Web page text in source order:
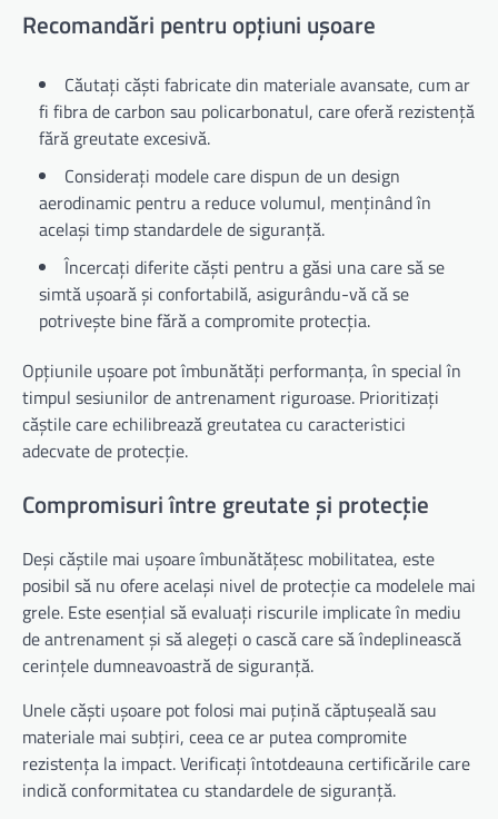
Recomandări pentru opțiuni ușoare
Căutați căști fabricate din materiale avansate, cum ar
fi fibra de carbon sau policarbonatul, care oferă rezistență
fără greutate excesivă.
Considerați modele care dispun de un design
aerodinamic pentru a reduce volumul, menținând în
același timp standardele de siguranță.
Încercați diferite căști pentru a găsi una care să se
simtă ușoară și confortabilă, asigurându-vă că se
potrivește bine fără a compromite protecția.
Opțiunile ușoare pot îmbunătăți performanța, în special în
timpul sesiunilor de antrenament riguroase. Prioritizați
căștile care echilibrează greutatea cu caracteristici
adecvate de protecție.
Compromisuri între greutate și protecție
Deși căștile mai ușoare îmbunătățesc mobilitatea, este
posibil să nu ofere același nivel de protecție ca modelele mai
grele. Este esențial să evaluați riscurile implicate în mediu
de antrenament și să alegeți o cască care să îndeplinească
cerințele dumneavoastră de siguranță.
Unele căști ușoare pot folosi mai puțină căptușeală sau
materiale mai subțiri, ceea ce ar putea compromite
rezistența la impact. Verificați întotdeauna certificările care
indică conformitatea cu standardele de siguranță.